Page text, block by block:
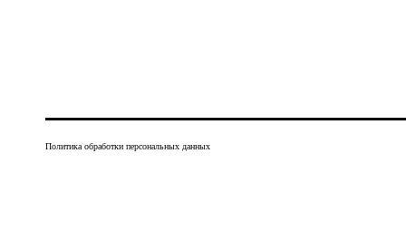
Политика обработки персональных данных